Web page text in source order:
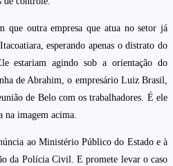
que outra empresa que atua no setor já
esperando apenas o distrato do
estariam agindo sob a orientação do
de Abrahim, o empresário Luiz Brasil,
de Belo com os trabalhadores. É ele
na imagem acima.
ao Ministério Público do Estado e à
da Polícia Civil. E promete levar o caso